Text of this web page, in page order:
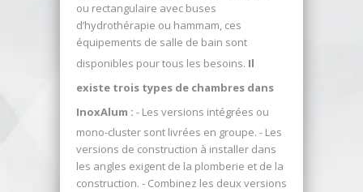
ou rectangulaire avec buses
d’hydrothérapie ou hammam, ces
équipements de salle de bain sont
disponibles pour tous les besoins. Il
existe trois types de chambres dans
InoxAlum : - Les versions intégrées ou
mono-cluster sont livrées en groupe. - Les
versions de construction à installer dans
les angles exigent de la plomberie et de la
construction. - Combinez les deux versions